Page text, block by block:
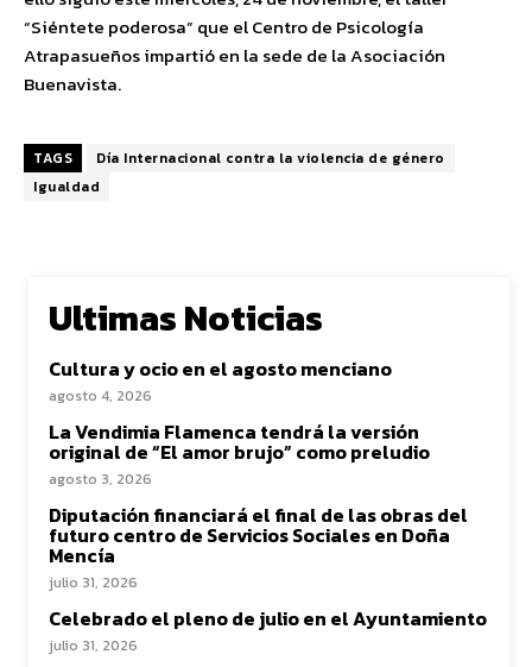
“Siéntete poderosa” que el Centro de Psicología
Atrapasueños impartió en la sede de la Asociación
Buenavista.
TAGS
Día Internacional contra la violencia de género
Igualdad
Ultimas Noticias
Cultura y ocio en el agosto menciano
agosto 4, 2026
La Vendimia Flamenca tendrá la versión
original de “El amor brujo” como preludio
agosto 3, 2026
Diputación financiará el final de las obras del
futuro centro de Servicios Sociales en Doña
Mencía
julio 31, 2026
Celebrado el pleno de julio en el Ayuntamiento
julio 31, 2026